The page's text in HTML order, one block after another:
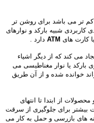
بایت اطلاعات یا کم تر می باشد برای روشن تر
شبیه بارکد و نوارهای
کارت های ATM دارد .
می کند که از دیگر اشیاء
بارکد یا نوار مغناطیسی می
خوانده شده و از آن طریق
از ابتدا تا انتهای
بیشتر برای جلوگیری از سرقت
های بازرسی و حمل به کار می